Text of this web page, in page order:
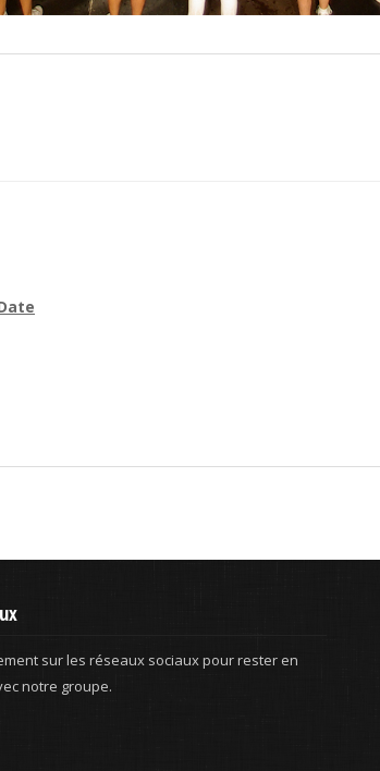
sur les réseaux sociaux pour rester en
notre groupe.